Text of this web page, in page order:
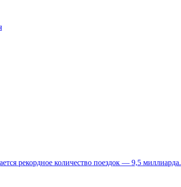
рекордное количество поездок — 9,5 миллиарда.